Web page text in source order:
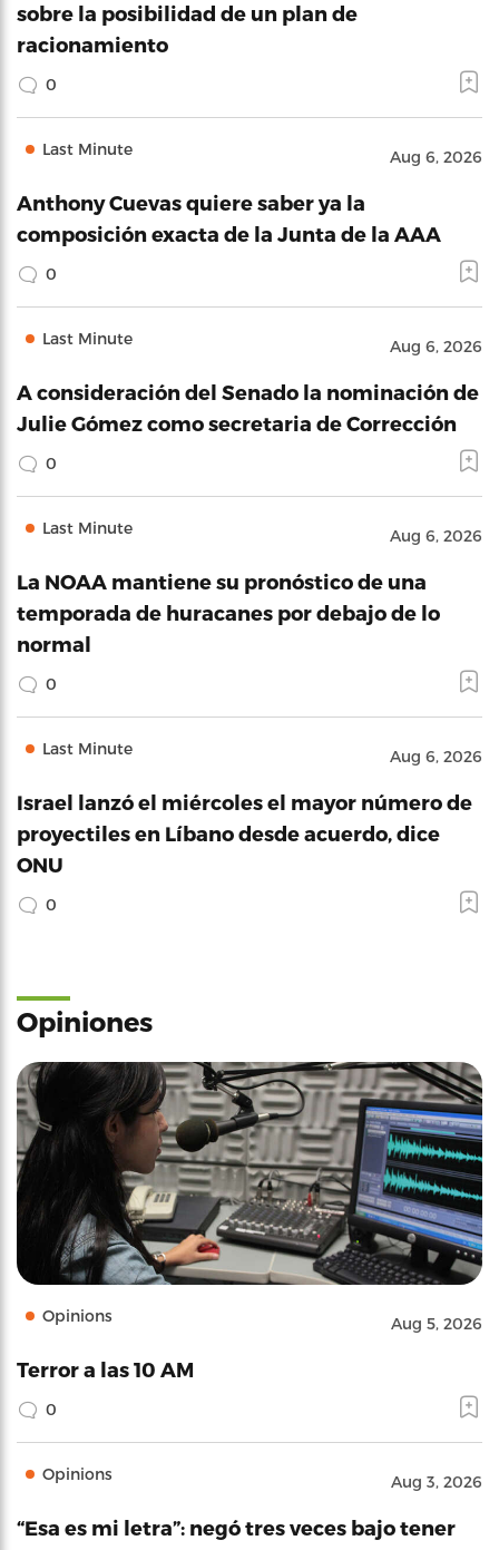
sobre la posibilidad de un plan de
racionamiento
0
Last Minute Aug 6, 2026
Anthony Cuevas quiere saber ya la
composición exacta de la Junta de la AAA
0
Last Minute Aug 6, 2026
A consideración del Senado la nominación de
Julie Gómez como secretaria de Corrección
0
Last Minute Aug 6, 2026
La NOAA mantiene su pronóstico de una
temporada de huracanes por debajo de lo
normal
0
Last Minute Aug 6, 2026
Israel lanzó el miércoles el mayor número de
proyectiles en Líbano desde acuerdo, dice
ONU
0
Opiniones
Opinions Aug 5, 2026
Terror a las 10 AM
0
Opinions Aug 3, 2026
“Esa es mi letra”: negó tres veces bajo tener